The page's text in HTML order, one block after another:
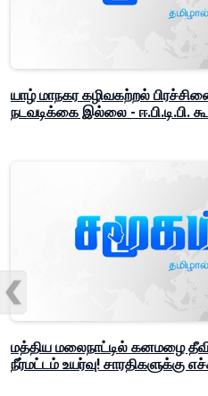
யாழ் மாநகர கழிவகற்றல்
நடவடிக்கை இல்லை - ஈ.பி.டி.பி.
மத்திய மலைநாட்டில் கனமழை
நீர்மட்டம் உயர்வு! சாரதிகளுக்கு